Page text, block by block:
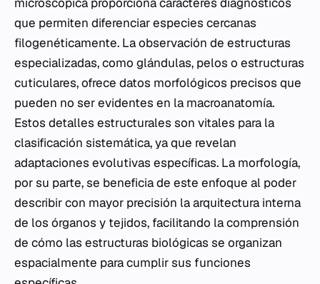
que permiten diferenciar especies cercanas
filogenéticamente. La observación de estructuras
especializadas, como glándulas, pelos o estructuras
cuticulares, ofrece datos morfológicos precisos que
pueden no ser evidentes en la macroanatomía.
Estos detalles estructurales son vitales para la
clasificación sistemática, ya que revelan
adaptaciones evolutivas específicas. La morfología,
por su parte, se beneficia de este enfoque al poder
describir con mayor precisión la arquitectura interna
de los órganos y tejidos, facilitando la comprensión
de cómo las estructuras biológicas se organizan
espacialmente para cumplir sus funciones